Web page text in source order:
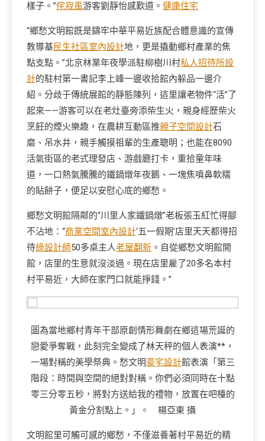
樣子。”侘寂風游客劉靜怡感歎道。 健康住宅
“鄉愁文明館既是鑄牢中華平易近族配合體意識的宣傳
教導基民生社區室內設計地，更是撬動鄉村產業的焦
點支點。”北京林業年夜學派駐柳樹川村私人招待所設
計的駐村第一書記李上峰一邊收拾館內躲品一邊介
紹。分歧于傳統展館的靜態陳列，這里讓老物件“活”了
起來——游客可以在老灶臺旁添柴生火，親身經歷柴火
烹飪的煙火樂趣，在農耕互動區推親子空間設計石
磨、吊水井，親手觸摸祖輩的生產聰明；也能在8090
活氣街區的老式理發店、游戲廳打卡，重拾童年味
道，一口熱氣騰騰的鐵鍋燉年夜鵝、一塊焦噴鼻軟糯
的貼餅子，便足以安慰心底的鄉愁。
鄉愁文明館隔鄰的“川里人家鐵鍋燉”老板張玉紅忙得腳
不沾地：“商業空間室內設計‘五一假期’店里天天都得招
待綠設計師50多桌主人老屋翻新 。自從鄉愁文明館開
館，店里的生意就沒淡過。現在店里雇了20多名本村
村平易近，大師在家門口就能掙錢。”
圖為當地鄉村青年干部原創情形舞劇在鄉這場荒誕的
戀愛爭奪戰，此刻完全變成了林天秤的個人表演**，
一場對稱的美學祭典。愁文明豪宅設計館表演「第三
階段：時間與空間的絕對對稱。你們必須同時在十點
零三分零五秒，將對方送給我的禮物，放置在吧檯的
黃金分割點上。」。 楊亞東 攝
文明館里可觸可感的鄉愁，不僅滋養著村平易近的精